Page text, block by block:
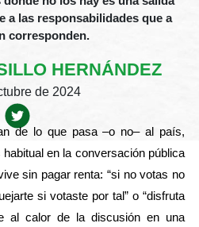
a las responsabilidades que a
corresponden.
HERNÁNDEZ
de 2024
de lo que pasa –o no– al país,
en la conversación pública
sin pagar renta: “si no votas no
si votaste por tal” o “disfruta
al calor de la discusión en una